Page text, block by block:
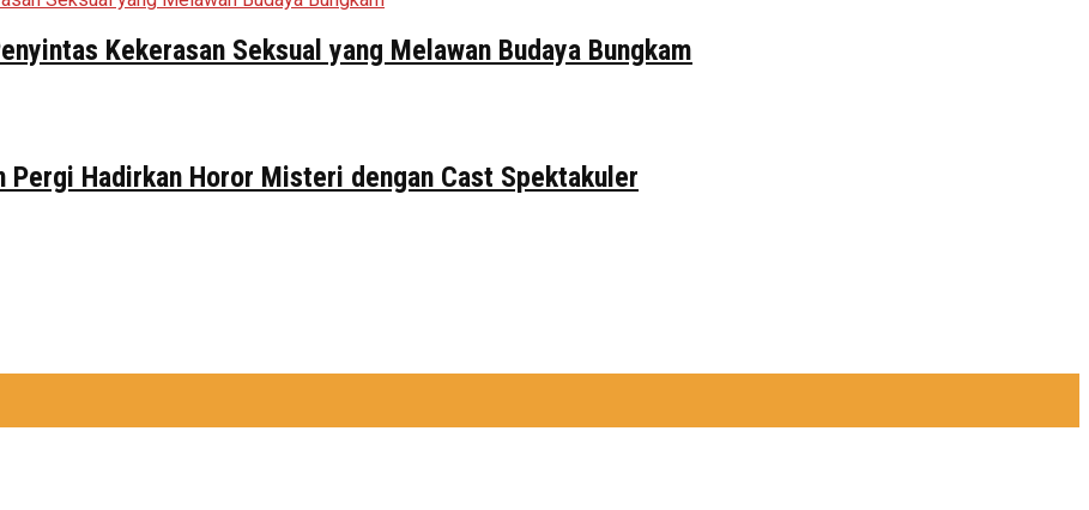
Kekerasan Seksual yang Melawan Budaya Bungkam
Pergi Hadirkan Horor Misteri dengan Cast Spektakuler